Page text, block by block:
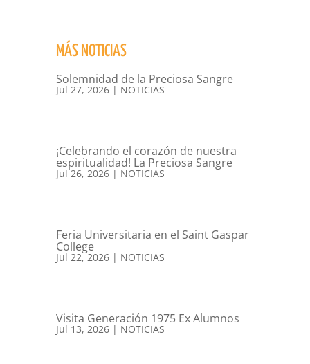
MÁS NOTICIAS
Solemnidad de la Preciosa Sangre
Jul 27, 2026| NOTICIAS
¡Celebrando el corazón de nuestra
espiritualidad! La Preciosa Sangre
Jul 26, 2026| NOTICIAS
Feria Universitaria en el Saint Gaspar
College
Jul 22, 2026| NOTICIAS
Visita Generación 1975 Ex Alumnos
Jul 13, 2026| NOTICIAS